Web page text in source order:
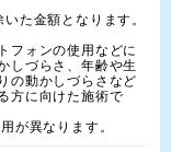
た金額となります。
フォンの使用などに
しづらさ、年齢や生
の動かしづらさなど
方に向けた施術で
が異なります。